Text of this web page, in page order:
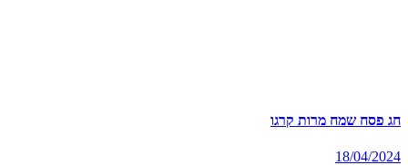
חג פסח שמח מרות קרגו
18/04/2024